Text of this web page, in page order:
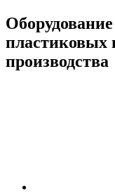
пластиковых
производства